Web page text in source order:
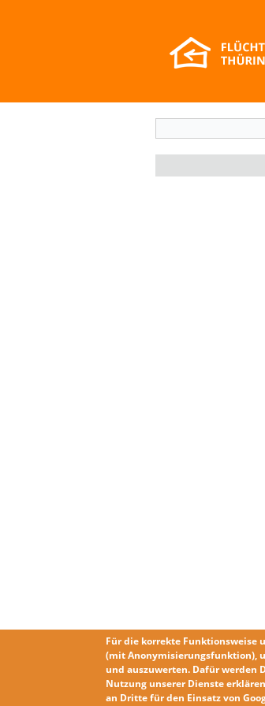
Für die korrekte Funktionsweise
(mit Anonymisierungsfunktion),
und auszuwerten. Dafür werden
Nutzung unserer Dienste
an Dritte für den Einsatz von